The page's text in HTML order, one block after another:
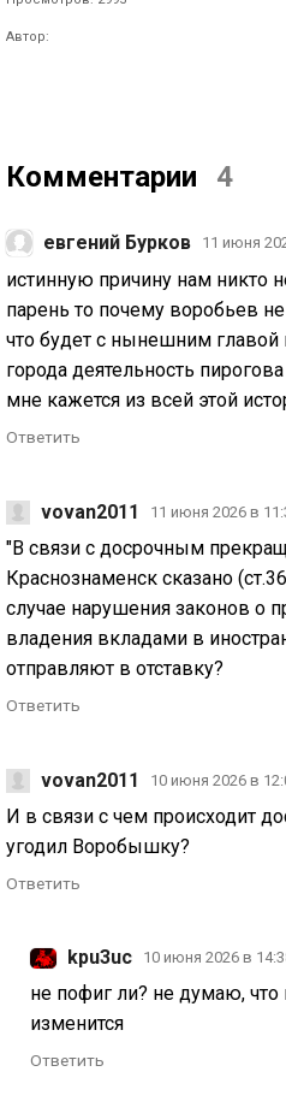
Автор:
Комментарии 4
евгений Бурков 11 июня
истинную причину нам никто
парень то почему воробьев
что будет с нынешним
города деятельность пирогова
мне кажется из всей этой
Ответить
vovan2011 11 июня 2026 в
"В связи с досрочным
Краснознаменск сказано
случае нарушения законов о
владения вкладами в
отправляют в отставку?
Ответить
vovan2011 10 июня 2026 в
И в связи с чем происходит
угодил Воробышку?
Ответить
kpu3uc 10 июня 2026 в
не пофиг ли? не думаю,
изменится
Ответить